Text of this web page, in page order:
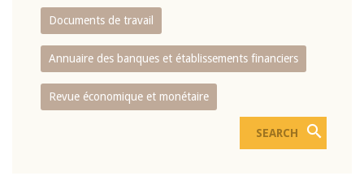
Documents de travail
Annuaire des banques et établissements financiers
Revue économique et monétaire